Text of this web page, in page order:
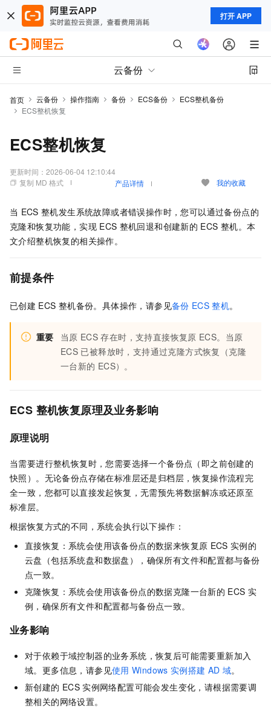
打开 APP
云备份
首页 云备份 操作指南 备份 ECS备份
ECS整机备份
ECS整机恢复
ECS整机恢复
更新时间： 2026-06-04 12:10:44
复制 MD 格式
产品详情 我的收藏
当 ECS 整机发生系统故障或者错误操作时，您可以通过备份点的
克隆和恢复功能，实现 ECS 整机回退和创建新的 ECS 整机。本
文介绍整机恢复的相关操作。
前提条件
已创建 ECS 整机备份。具体操作，请参见备份 ECS 整机。
重要 当原 ECS 存在时，支持直接恢复原 ECS。当原
ECS 已被释放时，支持通过克隆方式恢复（克隆
一台新的 ECS）。
ECS 整机恢复原理及业务影响
原理说明
当需要进行整机恢复时，您需要选择一个备份点（即之前创建的
快照）。无论备份点存储在标准层还是归档层，恢复操作流程完
全一致，您都可以直接发起恢复，无需预先将数据解冻或还原至
标准层。
根据恢复方式的不同，系统会执行以下操作：
直接恢复：系统会使用该备份点的数据来恢复原 ECS 实例的
云盘（包括系统盘和数据盘），确保所有文件和配置都与备份
点一致。
克隆恢复：系统会使用该备份点的数据克隆一台新的 ECS 实
例，确保所有文件和配置都与备份点一致。
业务影响
对于依赖于域控制器的业务系统，恢复后可能需要重新加入
域。更多信息，请参见使用 Windows 实例搭建 AD 域。
新创建的 ECS 实例网络配置可能会发生变化，请根据需要调
整相关的网络设置。